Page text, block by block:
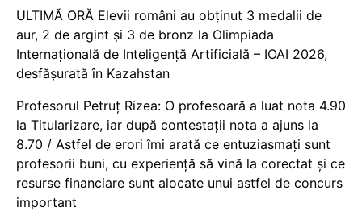
ULTIMĂ ORĂ Elevii români au obținut 3 medalii de
aur, 2 de argint și 3 de bronz la Olimpiada
Internațională de Inteligență Artificială – IOAI 2026,
desfășurată în Kazahstan
Profesorul Petruț Rizea: O profesoară a luat nota 4.90
la Titularizare, iar după contestații nota a ajuns la
8.70 / Astfel de erori îmi arată ce entuziasmați sunt
profesorii buni, cu experiență să vină la corectat și ce
resurse financiare sunt alocate unui astfel de concurs
important